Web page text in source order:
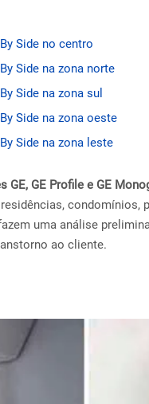
Side no centro
Side na zona norte
Side na zona sul
Side na zona oeste
Side na zona leste
GE, GE Profile e GE
condomínios,
uma análise
ao cliente.